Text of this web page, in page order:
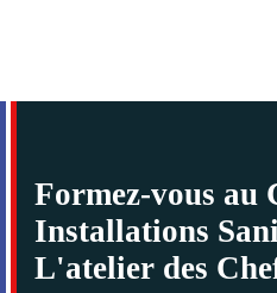
Formez-vous au
Installations
L'atelier des